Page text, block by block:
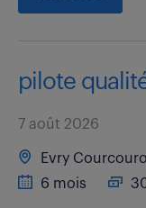
pilote
7 août 2026
Evry
6 mois